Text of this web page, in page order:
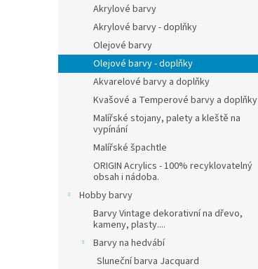
Akrylové barvy
Akrylové barvy - doplňky
Olejové barvy
Olejové barvy - doplňky
Akvarelové barvy a doplňky
Kvašové a Temperové barvy a doplňky
Malířské stojany, palety a kleště na
vypínání
Malířské špachtle
ORIGIN Acrylics - 100% recyklovatelný
obsah i nádoba.
Hobby barvy
Barvy Vintage dekorativní na dřevo,
kameny, plasty....
Barvy na hedvábí
Sluneční barva Jacquard